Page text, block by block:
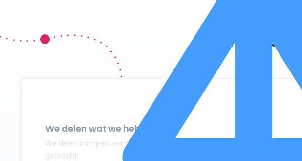
We delen wat we hebben
We delen campers wanneer ze niet gebruikt worden. Zo maken we
gebracht.